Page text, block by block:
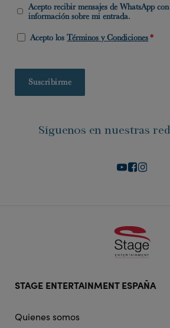
Acepto recibir mensajes de WhatsApp con
información sobre mi entrada.
Acepto losTérminos y Condiciones*
Síguenos en nuestras
doormat
STAGE ENTERTAINMENT ESPAÑA
Quienes somos